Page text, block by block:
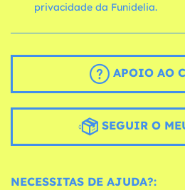
privacidade da Funidelia.
APOIO AO
SEGUIR O
NECESSITAS DE AJUDA?: